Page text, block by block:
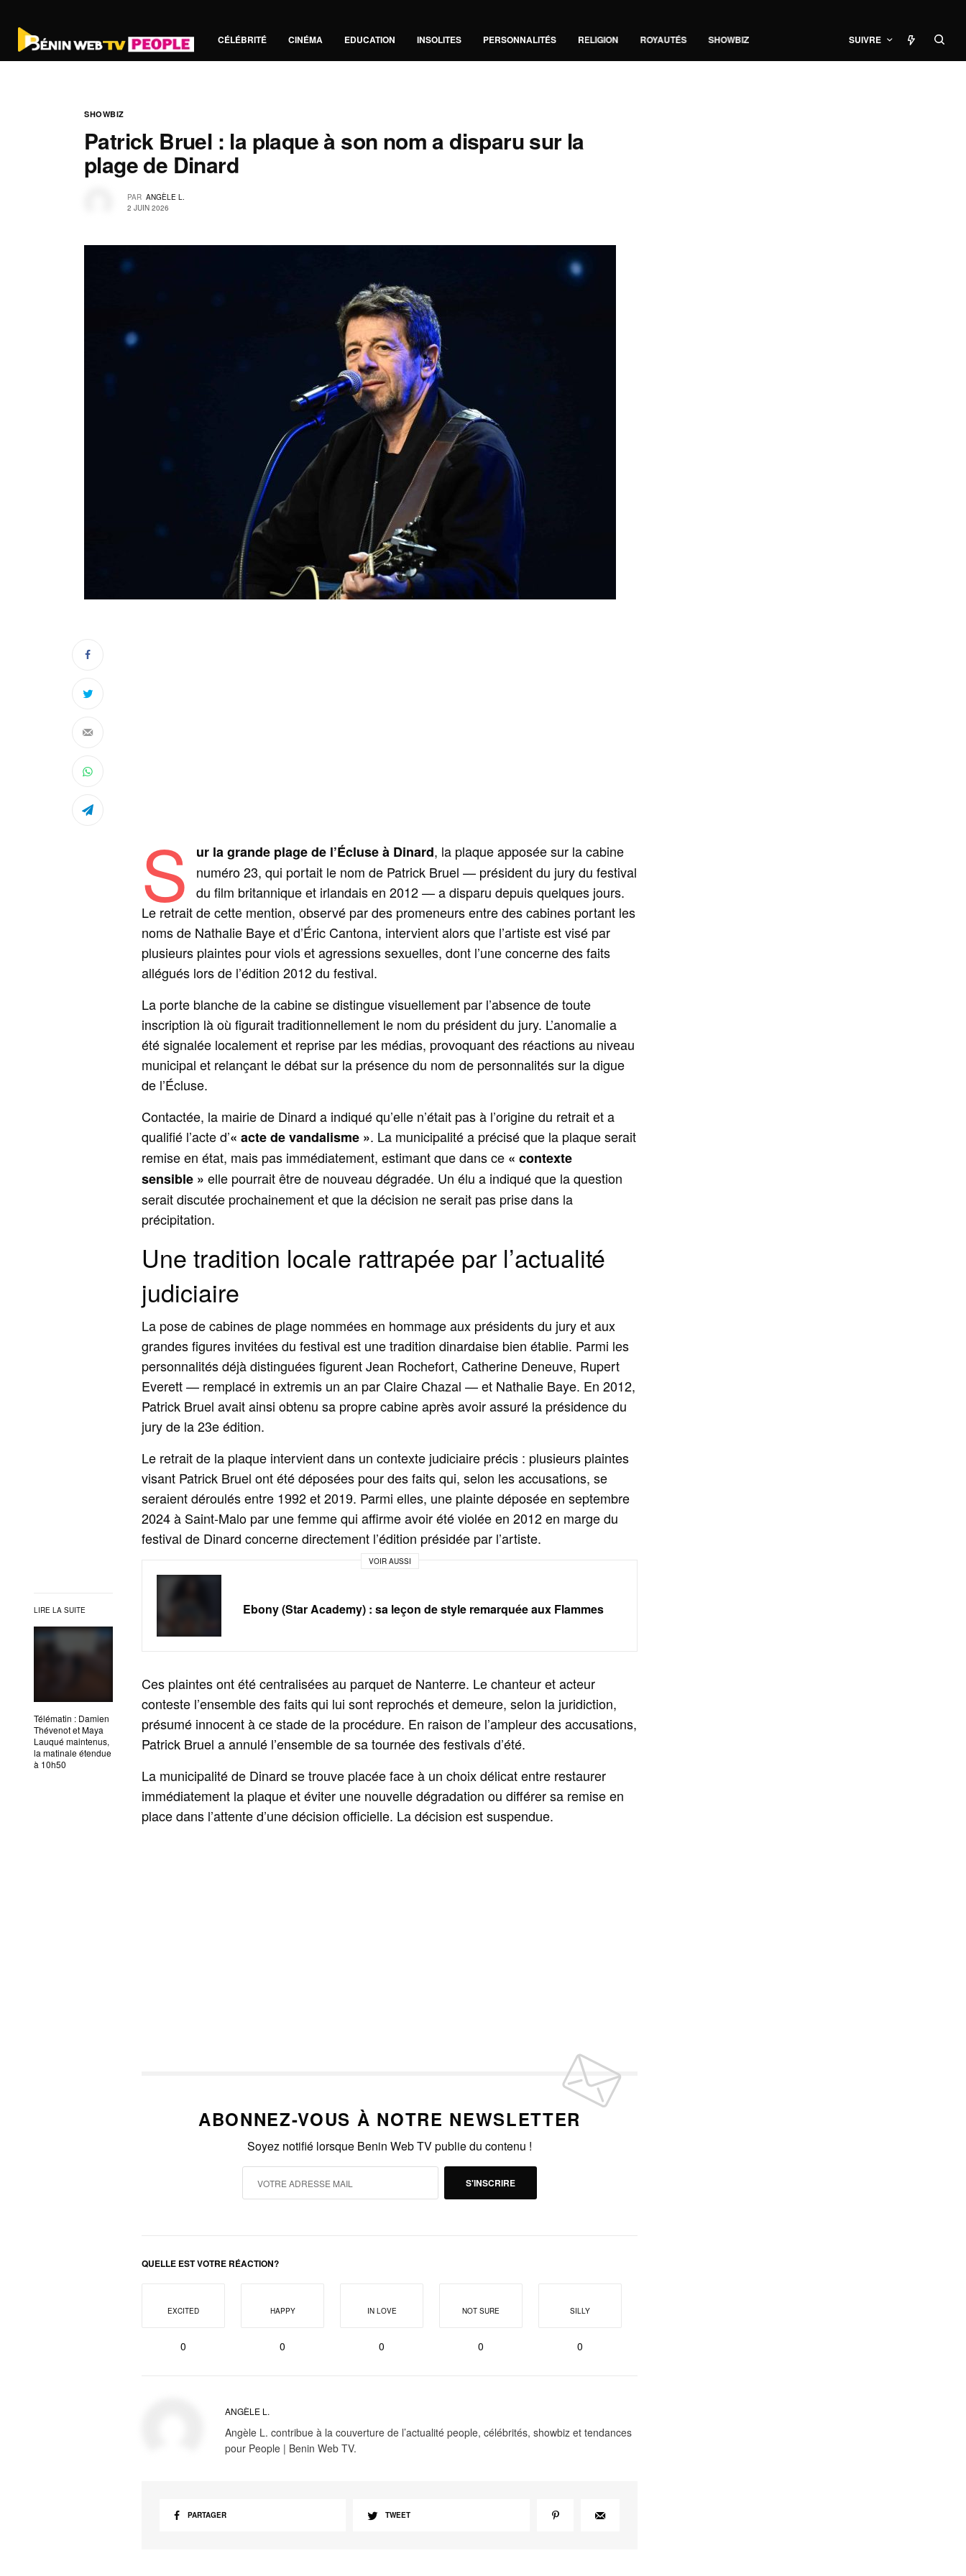
CÉLÉBRITÉ CINÉMA EDUCATION INSOLITES PERSONNALITÉS RELIGION ROYAUTÉS SHOWBIZ SUIVRE
SHOWBIZ
Patrick Bruel : la plaque à son nom a disparu sur la
plage de Dinard
PAR ANGÈLE L.
2 JUIN 2026
LIRE LA SUITE
Télématin : Damien
Thévenot et Maya
Lauqué maintenus,
la matinale étendue
à 10h50
S ur la grande plage de l’Écluse à Dinard, la plaque apposée sur la cabine
numéro 23, qui portait le nom de Patrick Bruel — président du jury du festival
du film britannique et irlandais en 2012 — a disparu depuis quelques jours.
Le retrait de cette mention, observé par des promeneurs entre des cabines portant les
noms de Nathalie Baye et d’Éric Cantona, intervient alors que l’artiste est visé par
plusieurs plaintes pour viols et agressions sexuelles, dont l’une concerne des faits
allégués lors de l’édition 2012 du festival.
La porte blanche de la cabine se distingue visuellement par l’absence de toute
inscription là où figurait traditionnellement le nom du président du jury. L’anomalie a
été signalée localement et reprise par les médias, provoquant des réactions au niveau
municipal et relançant le débat sur la présence du nom de personnalités sur la digue
de l’Écluse.
Contactée, la mairie de Dinard a indiqué qu’elle n’était pas à l’origine du retrait et a
qualifié l’acte d’« acte de vandalisme ». La municipalité a précisé que la plaque serait
remise en état, mais pas immédiatement, estimant que dans ce « contexte
sensible » elle pourrait être de nouveau dégradée. Un élu a indiqué que la question
serait discutée prochainement et que la décision ne serait pas prise dans la
précipitation.
Une tradition locale rattrapée par l’actualité
judiciaire
La pose de cabines de plage nommées en hommage aux présidents du jury et aux
grandes figures invitées du festival est une tradition dinardaise bien établie. Parmi les
personnalités déjà distinguées figurent Jean Rochefort, Catherine Deneuve, Rupert
Everett — remplacé in extremis un an par Claire Chazal — et Nathalie Baye. En 2012,
Patrick Bruel avait ainsi obtenu sa propre cabine après avoir assuré la présidence du
jury de la 23e édition.
Le retrait de la plaque intervient dans un contexte judiciaire précis : plusieurs plaintes
visant Patrick Bruel ont été déposées pour des faits qui, selon les accusations, se
seraient déroulés entre 1992 et 2019. Parmi elles, une plainte déposée en septembre
2024 à Saint‑Malo par une femme qui affirme avoir été violée en 2012 en marge du
festival de Dinard concerne directement l’édition présidée par l’artiste.
VOIR AUSSI
Ebony (Star Academy) : sa leçon de style remarquée aux Flammes
Ces plaintes ont été centralisées au parquet de Nanterre. Le chanteur et acteur
conteste l’ensemble des faits qui lui sont reprochés et demeure, selon la juridiction,
présumé innocent à ce stade de la procédure. En raison de l’ampleur des accusations,
Patrick Bruel a annulé l’ensemble de sa tournée des festivals d’été.
La municipalité de Dinard se trouve placée face à un choix délicat entre restaurer
immédiatement la plaque et éviter une nouvelle dégradation ou différer sa remise en
place dans l’attente d’une décision officielle. La décision est suspendue.
ABONNEZ-VOUS À NOTRE NEWSLETTER
Soyez notifié lorsque Benin Web TV publie du contenu !
S'INSCRIRE
QUELLE EST VOTRE RÉACTION?
EXCITED
0
HAPPY
0
IN LOVE
0
NOT SURE
0
SILLY
0
ANGÈLE L.
Angèle L. contribue à la couverture de l’actualité people, célébrités, showbiz et tendances
pour People | Benin Web TV.
PARTAGER TWEET